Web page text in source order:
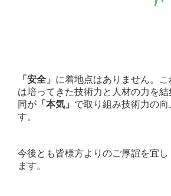
「安全」 に着地点はありません。
は培ってきた技術力と人材の力を
同が 「本気」 で取り組み技術力の向
す。
今後とも皆様方よりのご厚誼を宜
ます。